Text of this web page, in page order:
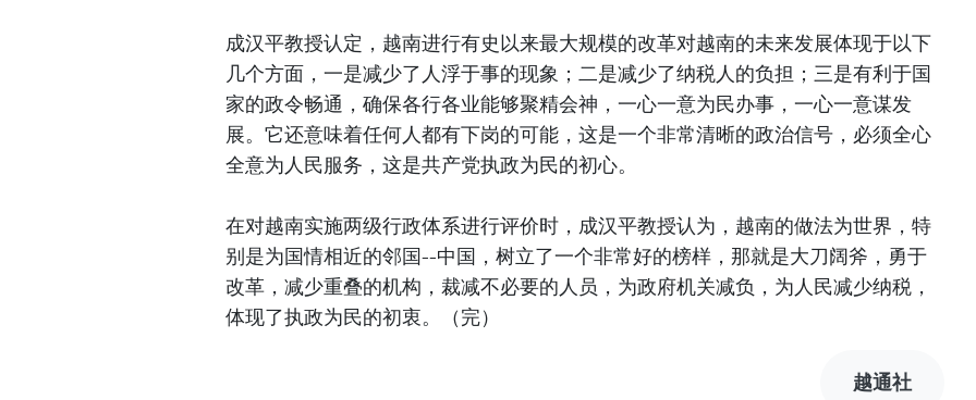
成汉平教授认定，越南进行有史以来最大规模的改革对越南的未来发展体现于以下
几个方面，一是减少了人浮于事的现象；二是减少了纳税人的负担；三是有利于国
家的政令畅通，确保各行各业能够聚精会神，一心一意为民办事，一心一意谋发
展。它还意味着任何人都有下岗的可能，这是一个非常清晰的政治信号，必须全心
全意为人民服务，这是共产党执政为民的初心。
在对越南实施两级行政体系进行评价时，成汉平教授认为，越南的做法为世界，特
别是为国情相近的邻国--中国，树立了一个非常好的榜样，那就是大刀阔斧，勇于
改革，减少重叠的机构，裁减不必要的人员，为政府机关减负，为人民减少纳税，
体现了执政为民的初衷。（完）
越通社